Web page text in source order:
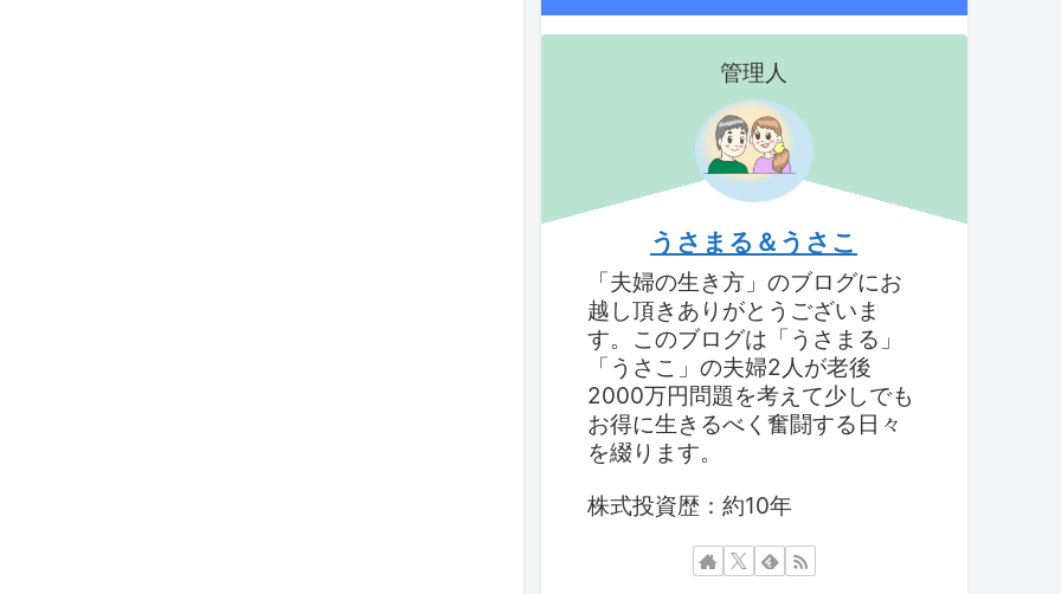
管理人
うさまる＆うさこ
「夫婦の生き方」のブログにお
越し頂きありがとうございま
す。このブログは「うさまる」
「うさこ」の夫婦2人が老後
2000万円問題を考えて少しでも
お得に生きるべく奮闘する日々
を綴ります。
株式投資歴：約10年